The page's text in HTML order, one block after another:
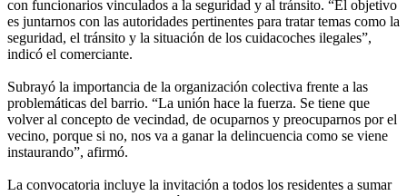
con funcionarios vinculados a la seguridad y al tránsito. “El objetivo
es juntarnos con las autoridades pertinentes para tratar temas como la
seguridad, el tránsito y la situación de los cuidacoches ilegales”,
indicó el comerciante.
Subrayó la importancia de la organización colectiva frente a las
problemáticas del barrio. “La unión hace la fuerza. Se tiene que
volver al concepto de vecindad, de ocuparnos y preocuparnos por el
vecino, porque si no, nos va a ganar la delincuencia como se viene
instaurando”, afirmó.
La convocatoria incluye la invitación a todos los residentes a sumar